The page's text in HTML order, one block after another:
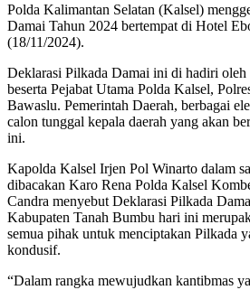
Polda Kalimantan Selatan (Kalsel)
Damai Tahun 2024 bertempat di Hotel
(18/11/2024).
Deklarasi Pilkada Damai ini di hadiri
beserta Pejabat Utama Polda Kalsel,
Bawaslu. Pemerintah Daerah, berbagai
calon tunggal kepala daerah yang akan
ini.
Kapolda Kalsel Irjen Pol Winarto dalam
dibacakan Karo Rena Polda Kalsel
Candra menyebut Deklarasi Pilkada
Kabupaten Tanah Bumbu hari ini
semua pihak untuk menciptakan Pilkada
kondusif.
“Dalam rangka mewujudkan kantibmas